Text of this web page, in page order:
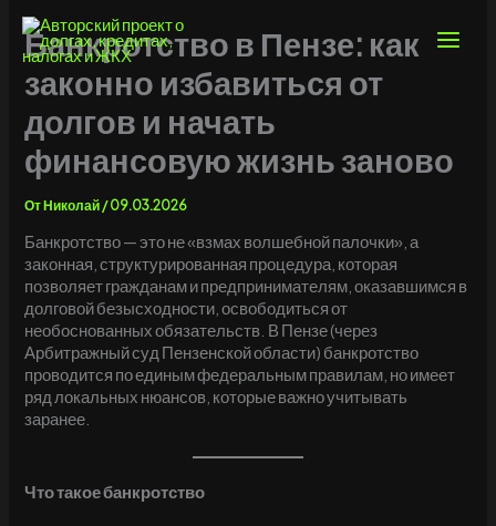
содержимому
Банкротство в Пензе: как
законно избавиться от
долгов и начать
финансовую жизнь заново
ОтНиколай /09.03.2026
Банкротство — это не «взмах волшебной палочки», а
законная, структурированная процедура, которая
позволяет гражданам и предпринимателям, оказавшимся в
долговой безысходности, освободиться от
необоснованных обязательств. В Пензе (через
Арбитражный суд Пензенской области) банкротство
проводится по единым федеральным правилам, но имеет
ряд локальных нюансов, которые важно учитывать
заранее.
Что такое банкротство